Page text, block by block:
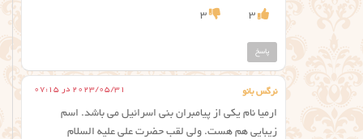
3
3
پاسخ
نرگس بانو 2023/05/31 در 07:15
ارمیا نام یکی از پیامبران بنی اسرائیل می باشد. اسم
زیبایی هم هست. ولی لقب حضرت علی علیه السلام